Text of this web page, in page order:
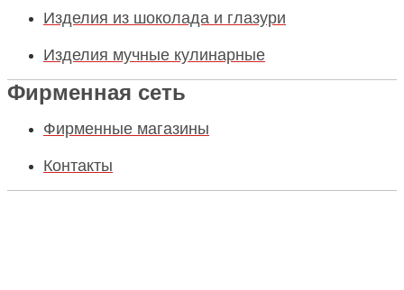
Изделия из шоколада и глазури
Изделия мучные кулинарные
Фирменная сеть
Фирменные магазины
Контакты